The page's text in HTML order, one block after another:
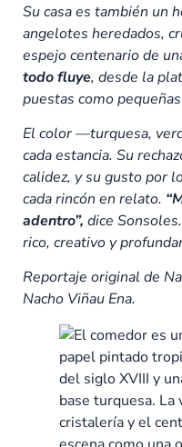
Su casa es también un
angelotes heredados,
espejo centenario de
todo fluye, desde la
puestas como
El color —turquesa,
cada estancia. Su
calidez, y su gusto por
cada rincón en relato.
adentro”, dice
rico, creativo y
Reportaje original de
Nacho Viñau Ena.